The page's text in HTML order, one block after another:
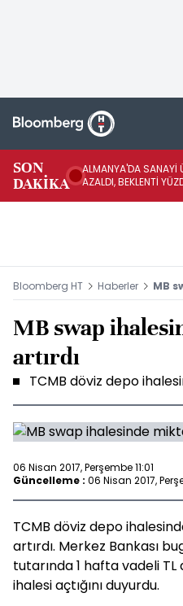
SON
DAKİKA
ALMANYA'DA SANAYİ
AZALDI, BEKLENTİ
Bloomberg HT Haberler MB
MB swap
artırdı
TCMB döviz depo
06 Nisan 2017, Perşembe 11:01
Güncelleme : 06 Nisan 2017,
TCMB döviz depo
artırdı. Merkez Bankası
tutarında 1 hafta vadeli TL
ihalesi açtığını duyurdu.